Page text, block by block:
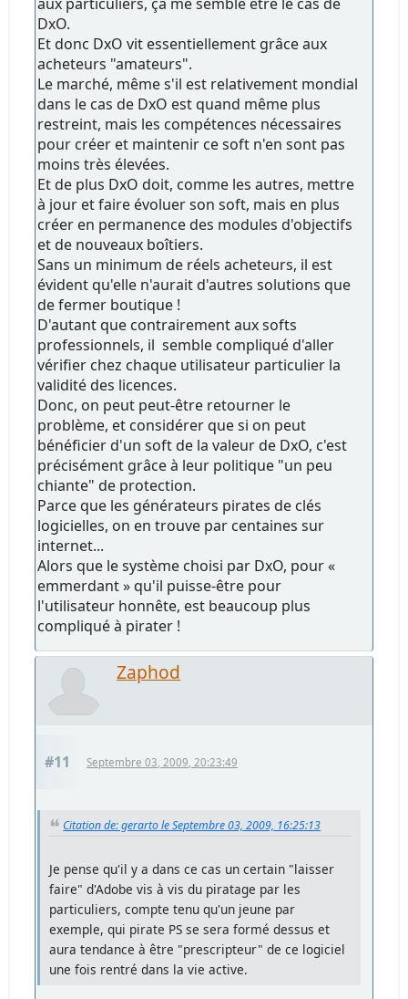
DxO.
Et donc DxO vit essentiellement grâce aux
acheteurs "amateurs".
Le marché, même s'il est relativement mondial
dans le cas de DxO est quand même plus
restreint, mais les compétences nécessaires
pour créer et maintenir ce soft n'en sont pas
moins très élevées.
Et de plus DxO doit, comme les autres, mettre
à jour et faire évoluer son soft, mais en plus
créer en permanence des modules d'objectifs
et de nouveaux boîtiers.
Sans un minimum de réels acheteurs, il est
évident qu'elle n'aurait d'autres solutions que
de fermer boutique !
D'autant que contrairement aux softs
professionnels, il semble compliqué d'aller
vérifier chez chaque utilisateur particulier la
validité des licences.
Donc, on peut peut-être retourner le
problème, et considérer que si on peut
bénéficier d'un soft de la valeur de DxO, c'est
précisément grâce à leur politique "un peu
chiante" de protection.
Parce que les générateurs pirates de clés
logicielles, on en trouve par centaines sur
internet...
Alors que le système choisi par DxO, pour «
emmerdant » qu'il puisse-être pour
l'utilisateur honnête, est beaucoup plus
compliqué à pirater !
Zaphod
#11 Septembre 03, 2009, 20:23:49
Citation de: gerarto le Septembre 03, 2009, 16:25:13
Je pense qu'il y a dans ce cas un certain "laisser
faire" d'Adobe vis à vis du piratage par les
particuliers, compte tenu qu'un jeune par
exemple, qui pirate PS se sera formé dessus et
aura tendance à être "prescripteur" de ce logiciel
une fois rentré dans la vie active.